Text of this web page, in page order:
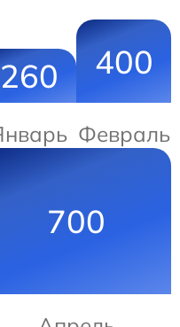
260 400
Февраль
700